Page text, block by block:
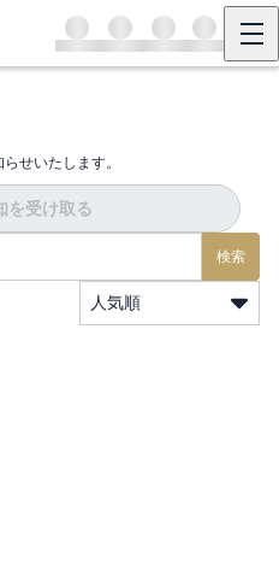
せいたします。
を受け取る
検索
人気順